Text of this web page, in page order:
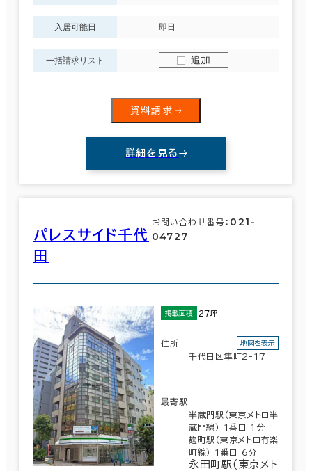
入居可能日 即日
一括請求リスト 追加
資料請求
詳細を見る
パレスサイド千代
田
お問い合わせ番号： 021-
04727
掲載面積 27坪
住所
千代田区隼町2-17
地図を表示
最寄駅
半蔵門駅(東京メトロ半
蔵門線) 1番口 1分
麹町駅(東京メトロ有楽
町線) 1番口 6分
永田町駅(東京メト